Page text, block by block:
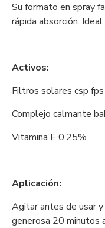
Su formato en spray
rápida absorción.
Activos:
Filtros solares csp
Complejo calmante
Vitamina E 0.25%
Aplicación:
Agitar antes de usar
generosa 20 minutos